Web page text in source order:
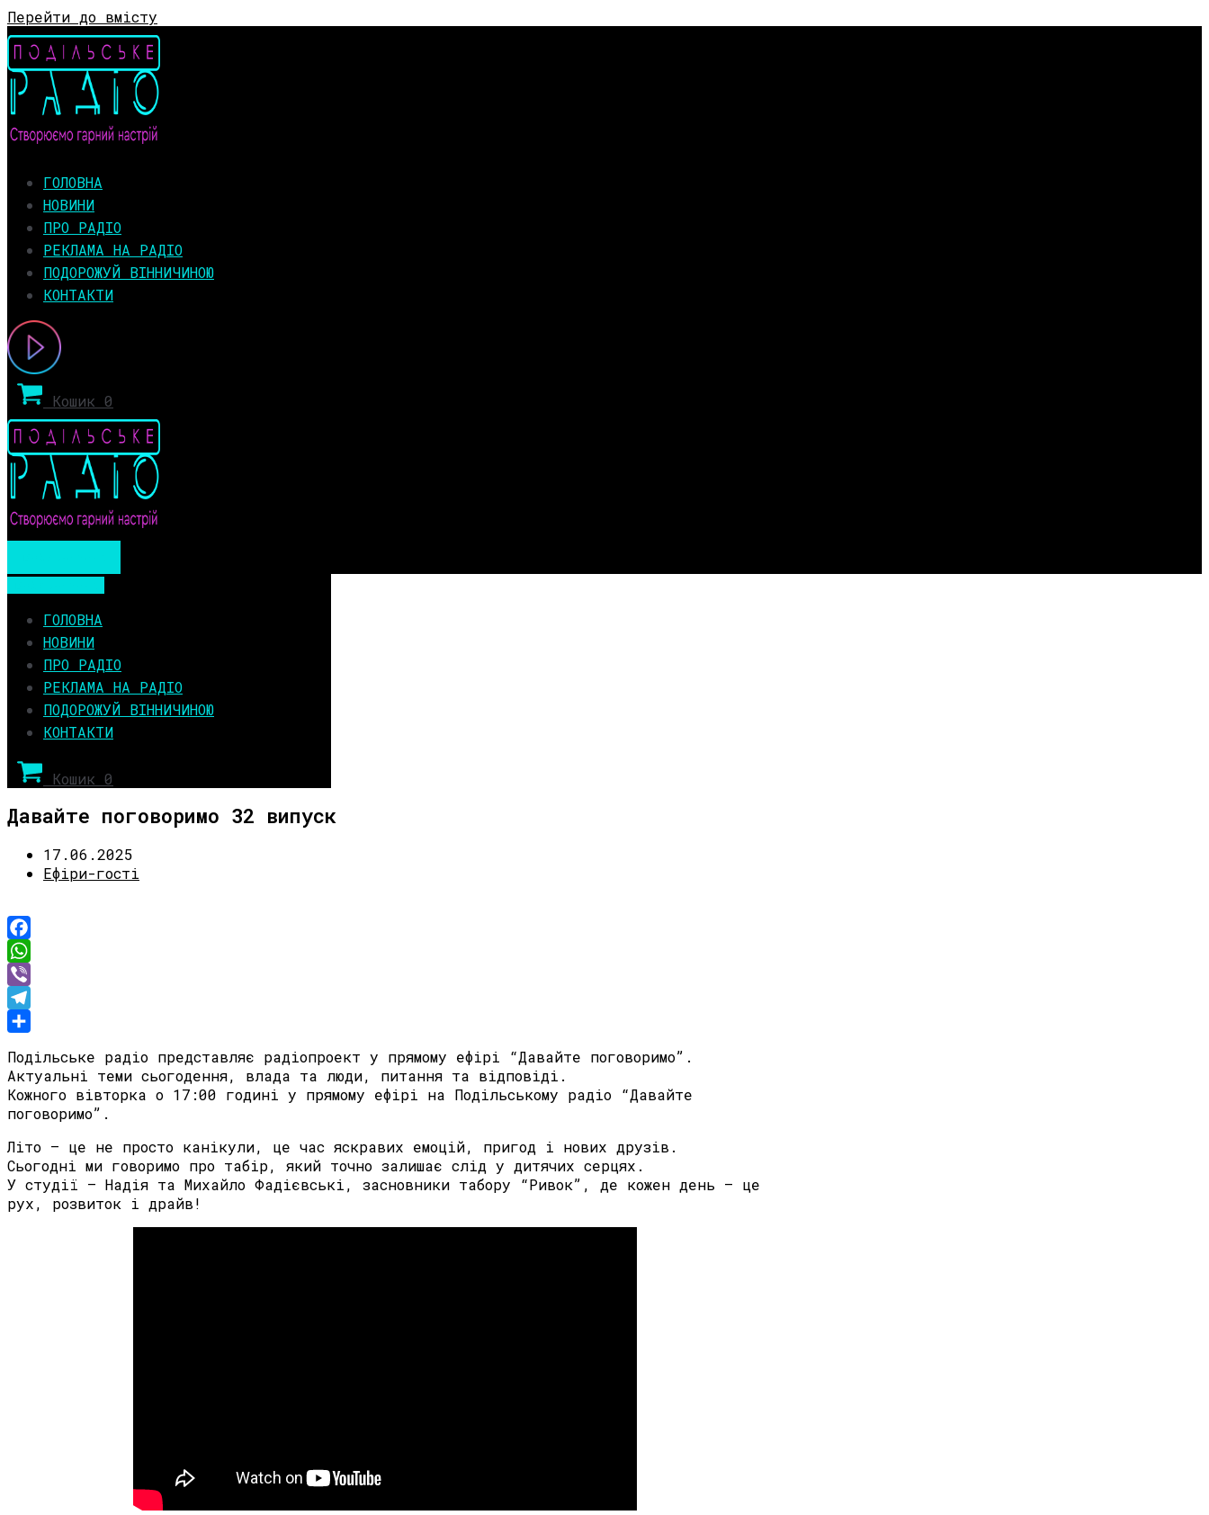
Перейти до вмісту
ГОЛОВНА
НОВИНИ
ПРО РАДІО
РЕКЛАМА НА РАДІО
ПОДОРОЖУЙ ВІННИЧИНОЮ
КОНТАКТИ
Кошик 0
ГОЛОВНА
НОВИНИ
ПРО РАДІО
РЕКЛАМА НА РАДІО
ПОДОРОЖУЙ ВІННИЧИНОЮ
КОНТАКТИ
Кошик 0
Давайте поговоримо 32 випуск
17.06.2025
Ефіри-гості
Facebook
WhatsApp
Viber
Telegram
Подільське радіо представляє радіопроект у прямому ефірі “Давайте поговоримо”.
Актуальні теми сьогодення, влада та люди, питання та відповіді.
Кожного вівторка о 17:00 годині у прямому ефірі на Подільському радіо “Давайте
поговоримо”.
Літо — це не просто канікули, це час яскравих емоцій, пригод і нових друзів.
Сьогодні ми говоримо про табір, який точно залишає слід у дитячих серцях.
У студії — Надія та Михайло Фадієвські, засновники табору “Ривок”, де кожен день — це
рух, розвиток і драйв!